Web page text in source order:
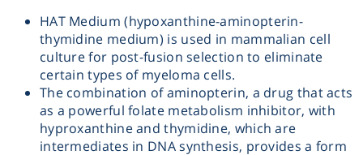
HAT Medium (hypoxanthine-aminopterin-
thymidine medium) is used in mammalian cell
culture for post-fusion selection to eliminate
certain types of myeloma cells.
The combination of aminopterin, a drug that acts
as a powerful folate metabolism inhibitor, with
hyproxanthine and thymidine, which are
intermediates in DNA synthesis, provides a form
Thermometry
Washing
Chromatography
Lab Essentials